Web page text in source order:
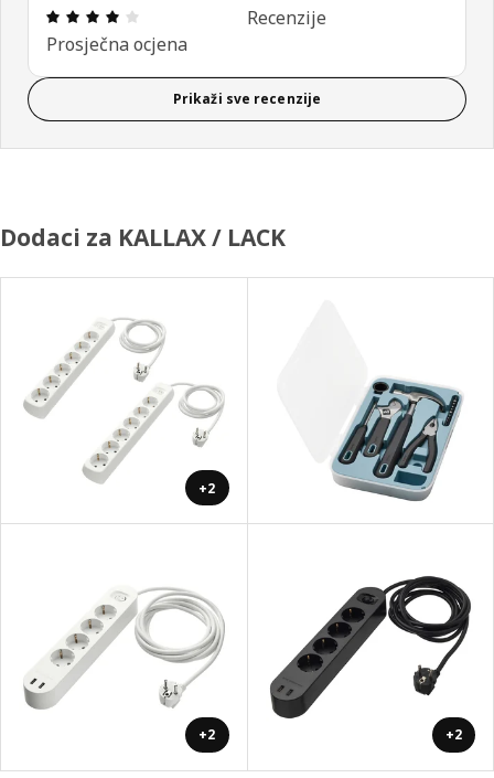
Ocjena i recenzija: 4 od 5 zvjezdica. Ukupno
Prosječna ocjena
Recenzije
Prikaži sve recenzije
Dodaci za KALLAX / LACK
+2
+2 +2